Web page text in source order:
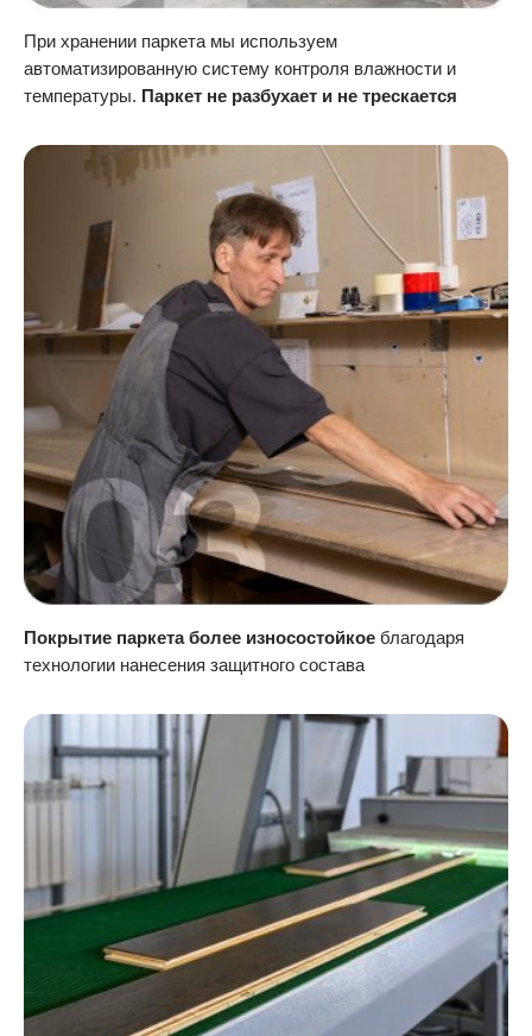
При хранении паркета мы используем
автоматизированную систему контроля влажности и
температуры. Паркет не разбухает и не трескается
Покрытие паркета более износостойкое благодаря
технологии нанесения защитного состава